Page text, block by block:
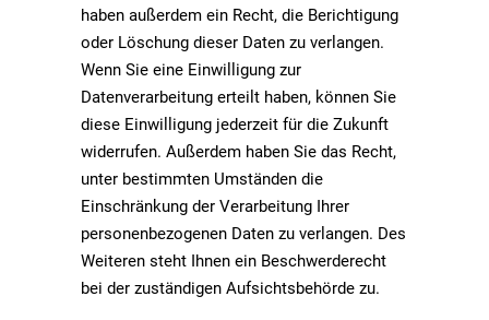
haben außerdem ein Recht, die Berichtigung
oder Löschung dieser Daten zu verlangen.
Wenn Sie eine Einwilligung zur
Datenverarbeitung erteilt haben, können Sie
diese Einwilligung jederzeit für die Zukunft
widerrufen. Außerdem haben Sie das Recht,
unter bestimmten Umständen die
Einschränkung der Verarbeitung Ihrer
personenbezogenen Daten zu verlangen. Des
Weiteren steht Ihnen ein Beschwerderecht
bei der zuständigen Aufsichtsbehörde zu.